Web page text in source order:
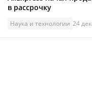
в рассрочку
Наука и технологии 24